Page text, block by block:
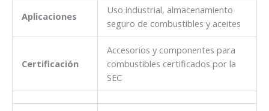
Aplicaciones
Uso industrial, almacenamiento
seguro de combustibles y aceites
Certificación
Accesorios y componentes para
combustibles certificados por la
SEC